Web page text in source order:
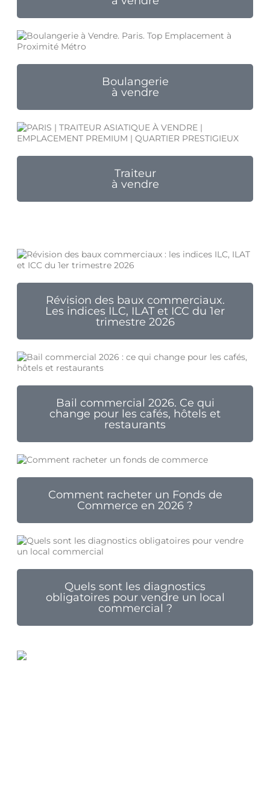
Boulangerie
à vendre
Traiteur
à vendre
Révision des baux commerciaux.
Les indices ILC, ILAT et ICC du 1er
trimestre 2026
Bail commercial 2026. Ce qui
change pour les cafés, hôtels et
restaurants
Comment racheter un Fonds de
Commerce en 2026 ?
Quels sont les diagnostics
obligatoires pour vendre un local
commercial ?